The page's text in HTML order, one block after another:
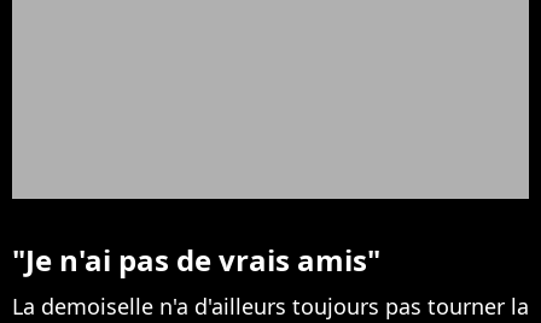
"Je n'ai pas de vrais amis"
La demoiselle n'a d'ailleurs toujours pas tourner la